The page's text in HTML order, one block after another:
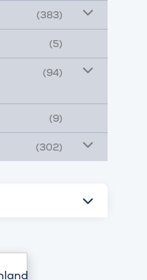
(383)
(5)
(94)
(9)
(302)